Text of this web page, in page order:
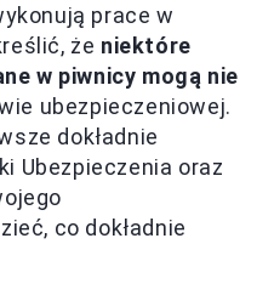
prace w
że niektóre
w piwnicy mogą nie
ubezpieczeniowej.
dokładnie
Ubezpieczenia oraz
co dokładnie